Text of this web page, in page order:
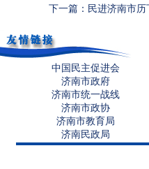
下一篇：民进济南市
中国民主促进会
济南市政府
济南市统一战线
济南市政协
济南市教育局
济南民政局